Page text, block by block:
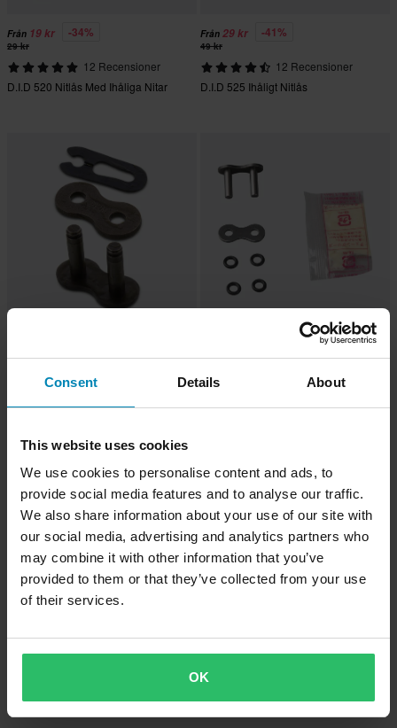
Consent Details About
This website uses cookies
We use cookies to personalise content and ads, to
provide social media features and to analyse our traffic.
We also share information about your use of our site with
our social media, advertising and analytics partners who
may combine it with other information that you’ve
provided to them or that they’ve collected from your use
of their services.
OK
Från 19 kr -34%
29 kr
12 Recensioner
D.I.D 520 Nitlås Med Ihåliga Nitar
Från 29 kr -41%
49 kr
12 Recensioner
D.I.D 525 Ihåligt Nitlås
1 Recensioner
Superpris!
Kedjelås D.I.D 532ZLV Hollow Rivet
Kedjelås D.I.D 630V Solid Rivet